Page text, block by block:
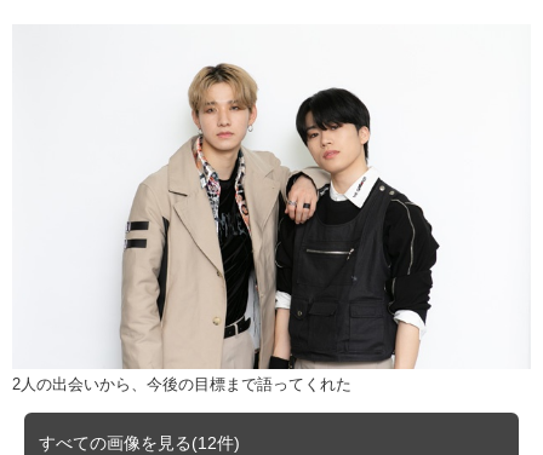
2人の出会いから、今後の目標まで語ってくれた
すべての画像を見る(12件)